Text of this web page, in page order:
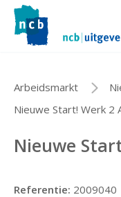
Arbeidsmarkt
Nieuwe Start! Werk 2
Nieuwe
Referentie: 2009040